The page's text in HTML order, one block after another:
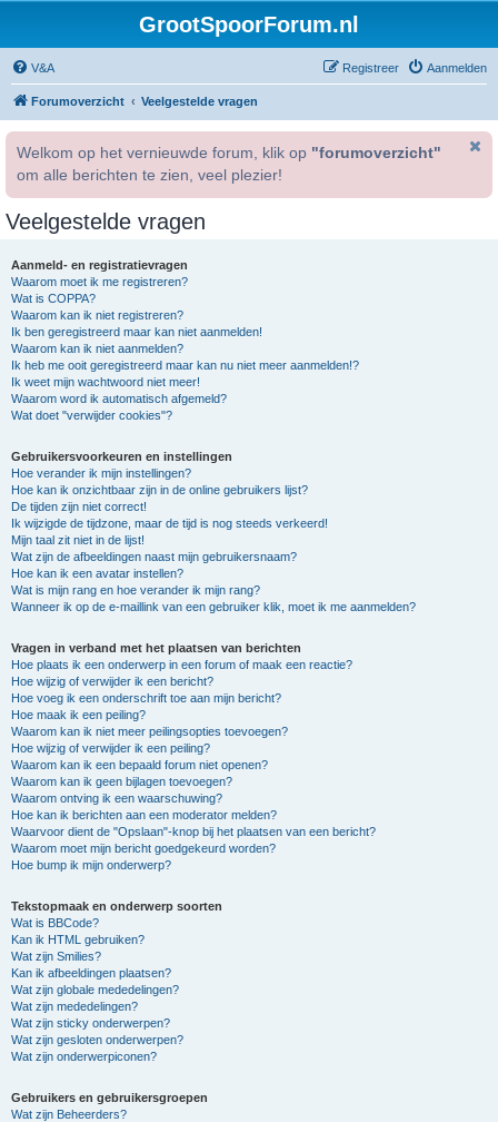
GrootSpoorForum.nl
V&A Aanmelden
Registreer
Forumoverzicht Veelgestelde vragen
Welkom op het vernieuwde forum, klik op "forumoverzicht"
om alle berichten te zien, veel plezier!
Veelgestelde vragen
Aanmeld- en registratievragen
Waarom moet ik me registreren?
Wat is COPPA?
Waarom kan ik niet registreren?
Ik ben geregistreerd maar kan niet aanmelden!
Waarom kan ik niet aanmelden?
Ik heb me ooit geregistreerd maar kan nu niet meer aanmelden!?
Ik weet mijn wachtwoord niet meer!
Waarom word ik automatisch afgemeld?
Wat doet "verwijder cookies"?
Gebruikersvoorkeuren en instellingen
Hoe verander ik mijn instellingen?
Hoe kan ik onzichtbaar zijn in de online gebruikers lijst?
De tijden zijn niet correct!
Ik wijzigde de tijdzone, maar de tijd is nog steeds verkeerd!
Mijn taal zit niet in de lijst!
Wat zijn de afbeeldingen naast mijn gebruikersnaam?
Hoe kan ik een avatar instellen?
Wat is mijn rang en hoe verander ik mijn rang?
Wanneer ik op de e-maillink van een gebruiker klik, moet ik me aanmelden?
Vragen in verband met het plaatsen van berichten
Hoe plaats ik een onderwerp in een forum of maak een reactie?
Hoe wijzig of verwijder ik een bericht?
Hoe voeg ik een onderschrift toe aan mijn bericht?
Hoe maak ik een peiling?
Waarom kan ik niet meer peilingsopties toevoegen?
Hoe wijzig of verwijder ik een peiling?
Waarom kan ik een bepaald forum niet openen?
Waarom kan ik geen bijlagen toevoegen?
Waarom ontving ik een waarschuwing?
Hoe kan ik berichten aan een moderator melden?
Waarvoor dient de "Opslaan"-knop bij het plaatsen van een bericht?
Waarom moet mijn bericht goedgekeurd worden?
Hoe bump ik mijn onderwerp?
Tekstopmaak en onderwerp soorten
Wat is BBCode?
Kan ik HTML gebruiken?
Wat zijn Smilies?
Kan ik afbeeldingen plaatsen?
Wat zijn globale mededelingen?
Wat zijn mededelingen?
Wat zijn sticky onderwerpen?
Wat zijn gesloten onderwerpen?
Wat zijn onderwerpiconen?
Gebruikers en gebruikersgroepen
Wat zijn Beheerders?